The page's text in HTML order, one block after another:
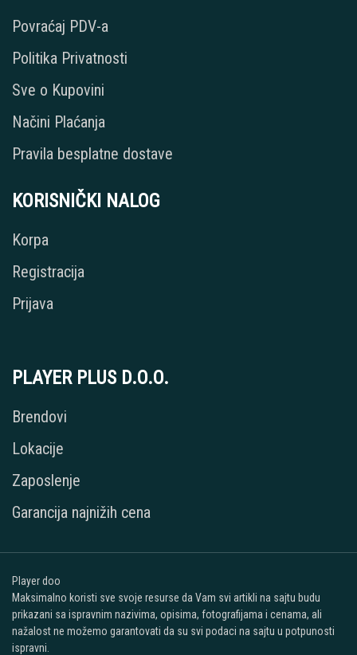
Povraćaj PDV-a
Politika Privatnosti
Sve o Kupovini
Načini Plaćanja
Pravila besplatne dostave
KORISNIČKI NALOG
Korpa
Registracija
Prijava
PLAYER PLUS D.O.O.
Brendovi
Lokacije
Zaposlenje
Garancija najnižih cena
Player doo
Maksimalno koristi sve svoje resurse da Vam svi artikli na sajtu budu
prikazani sa ispravnim nazivima, opisima, fotografijama i cenama, ali
nažalost ne možemo garantovati da su svi podaci na sajtu u potpunosti
ispravni.